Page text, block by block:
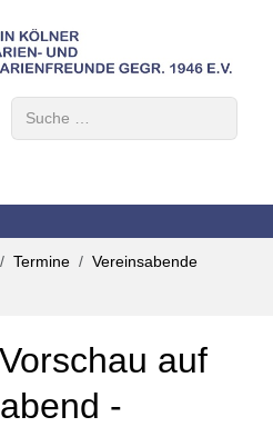
Termine
Vereinsabende
auf
-